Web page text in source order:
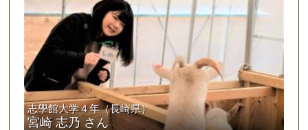
志學館大学４年（長崎県）
宮崎 志乃 さん